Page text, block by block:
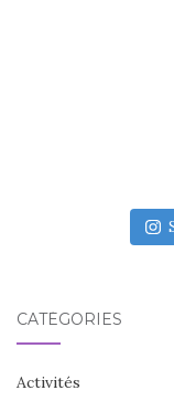
CATÉGORIES
Activités